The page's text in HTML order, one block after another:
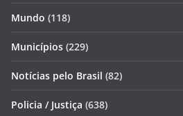
Mundo (118)
Municípios (229)
Notícias pelo Brasil (82)
Policia / Justiça (638)